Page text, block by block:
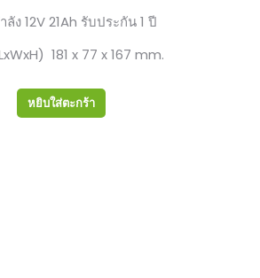
ง 12V 21Ah รับประกัน 1 ปี
181 x 77 x 167 mm.
หยิบใส่ตะกร้า